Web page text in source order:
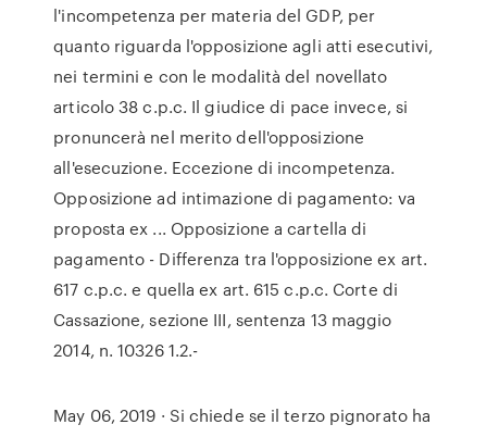
l'incompetenza per materia del GDP, per
quanto riguarda l'opposizione agli atti esecutivi,
nei termini e con le modalità del novellato
articolo 38 c.p.c. Il giudice di pace invece, si
pronuncerà nel merito dell'opposizione
all'esecuzione. Eccezione di incompetenza.
Opposizione ad intimazione di pagamento: va
proposta ex ... Opposizione a cartella di
pagamento - Differenza tra l'opposizione ex art.
617 c.p.c. e quella ex art. 615 c.p.c. Corte di
Cassazione, sezione III, sentenza 13 maggio
2014, n. 10326 1.2.-
May 06, 2019 · Si chiede se il terzo pignorato ha